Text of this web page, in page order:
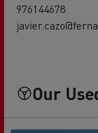
976144678
Our